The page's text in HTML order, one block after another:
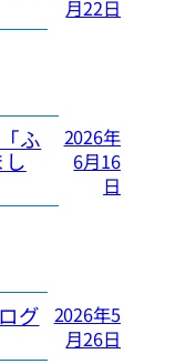
月22日
ふ
2026年
6月16
日
グ 2026年5
月26日